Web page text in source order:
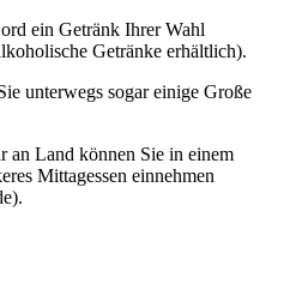
ein Getränk Ihrer Wahl
Getränke erhältlich).
unterwegs sogar einige Große
an Land können Sie in einem
Mittagessen einnehmen